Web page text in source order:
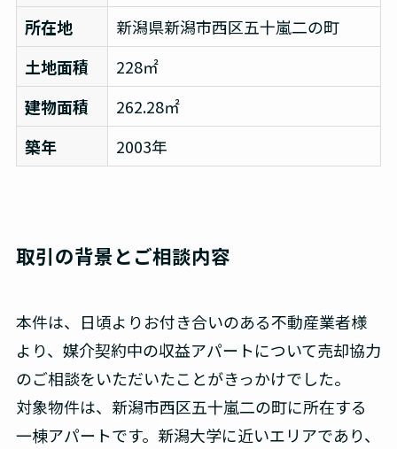
所在地
新潟県新潟市西区五十嵐二の町
土地面積
228㎡
建物面積
262.28㎡
築年
2003年
取引の背景とご相談内容
本件は、日頃よりお付き合いのある不動産業者様
より、媒介契約中の収益アパートについて売却協力
のご相談をいただいたことがきっかけでした。
対象物件は、新潟市西区五十嵐二の町に所在する
一棟アパートです。新潟大学に近いエリアであり、